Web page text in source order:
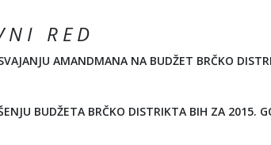
N I R E D
AMANDMANA NA BUDŽET BRČKO
BUDŽETA BRČKO DISTRIKTA BIH ZA 2015.